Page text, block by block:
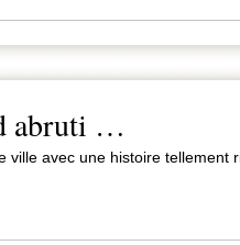
abruti …
avec une histoire tellement